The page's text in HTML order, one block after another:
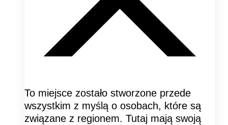
To miejsce zostało stworzone przede
wszystkim z myślą o osobach, które są
związane z regionem. Tutaj mają swoją